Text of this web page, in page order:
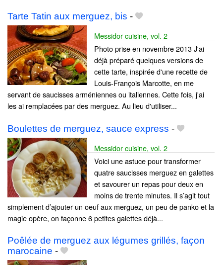
Tarte Tatin aux merguez, bis -
Messidor cuisine, vol. 2
Photo prise en novembre 2013 J'ai
déjà préparé quelques versions de
cette tarte, inspirée d'une recette de
Louis-François Marcotte, en me
servant de saucisses arméniennes ou italiennes. Cette fois, j'ai
les ai remplacées par des merguez. Au lieu d'utiliser...
Boulettes de merguez, sauce express -
Messidor cuisine, vol. 2
Voici une astuce pour transformer
quatre saucisses merguez en galettes
et savourer un repas pour deux en
moins de trente minutes. Il s’agit tout
simplement d’ajouter un oeuf aux merguez, un peu de panko et la
magie opère, on façonne 6 petites galettes déjà...
Poêlée de merguez aux légumes grillés, façon
marocaine -